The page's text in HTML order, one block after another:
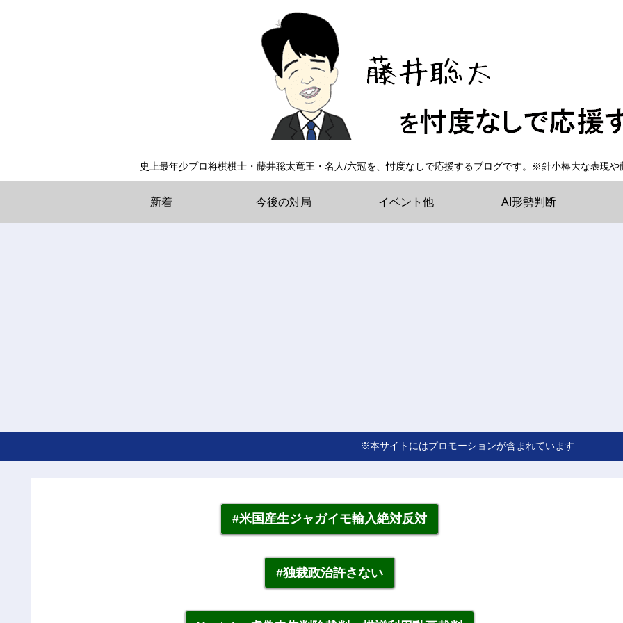
史上最年少プロ将棋棋士・藤井聡太竜王・名人/六冠を、忖度なしで応援するブログです。※針小棒大な表現
新着 今後の対局 イベント他 AI形勢判断
※本サイトにはプロモーションが含まれています
#米国産生ジャガイモ輸入絶対反対
#独裁政治許さない